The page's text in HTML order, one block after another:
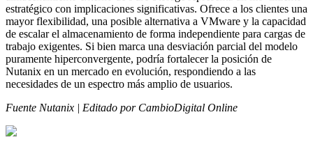
estratégico con implicaciones significativas. Ofrece a los clientes una
mayor flexibilidad, una posible alternativa a VMware y la capacidad
de escalar el almacenamiento de forma independiente para cargas de
trabajo exigentes. Si bien marca una desviación parcial del modelo
puramente hiperconvergente, podría fortalecer la posición de
Nutanix en un mercado en evolución, respondiendo a las
necesidades de un espectro más amplio de usuarios.
Fuente Nutanix | Editado por CambioDigital Online